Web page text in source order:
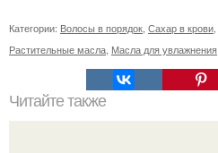
Категории: Волосы в порядок Сахар в крови
Растительные масла Масла для увлажнения
Читайте также